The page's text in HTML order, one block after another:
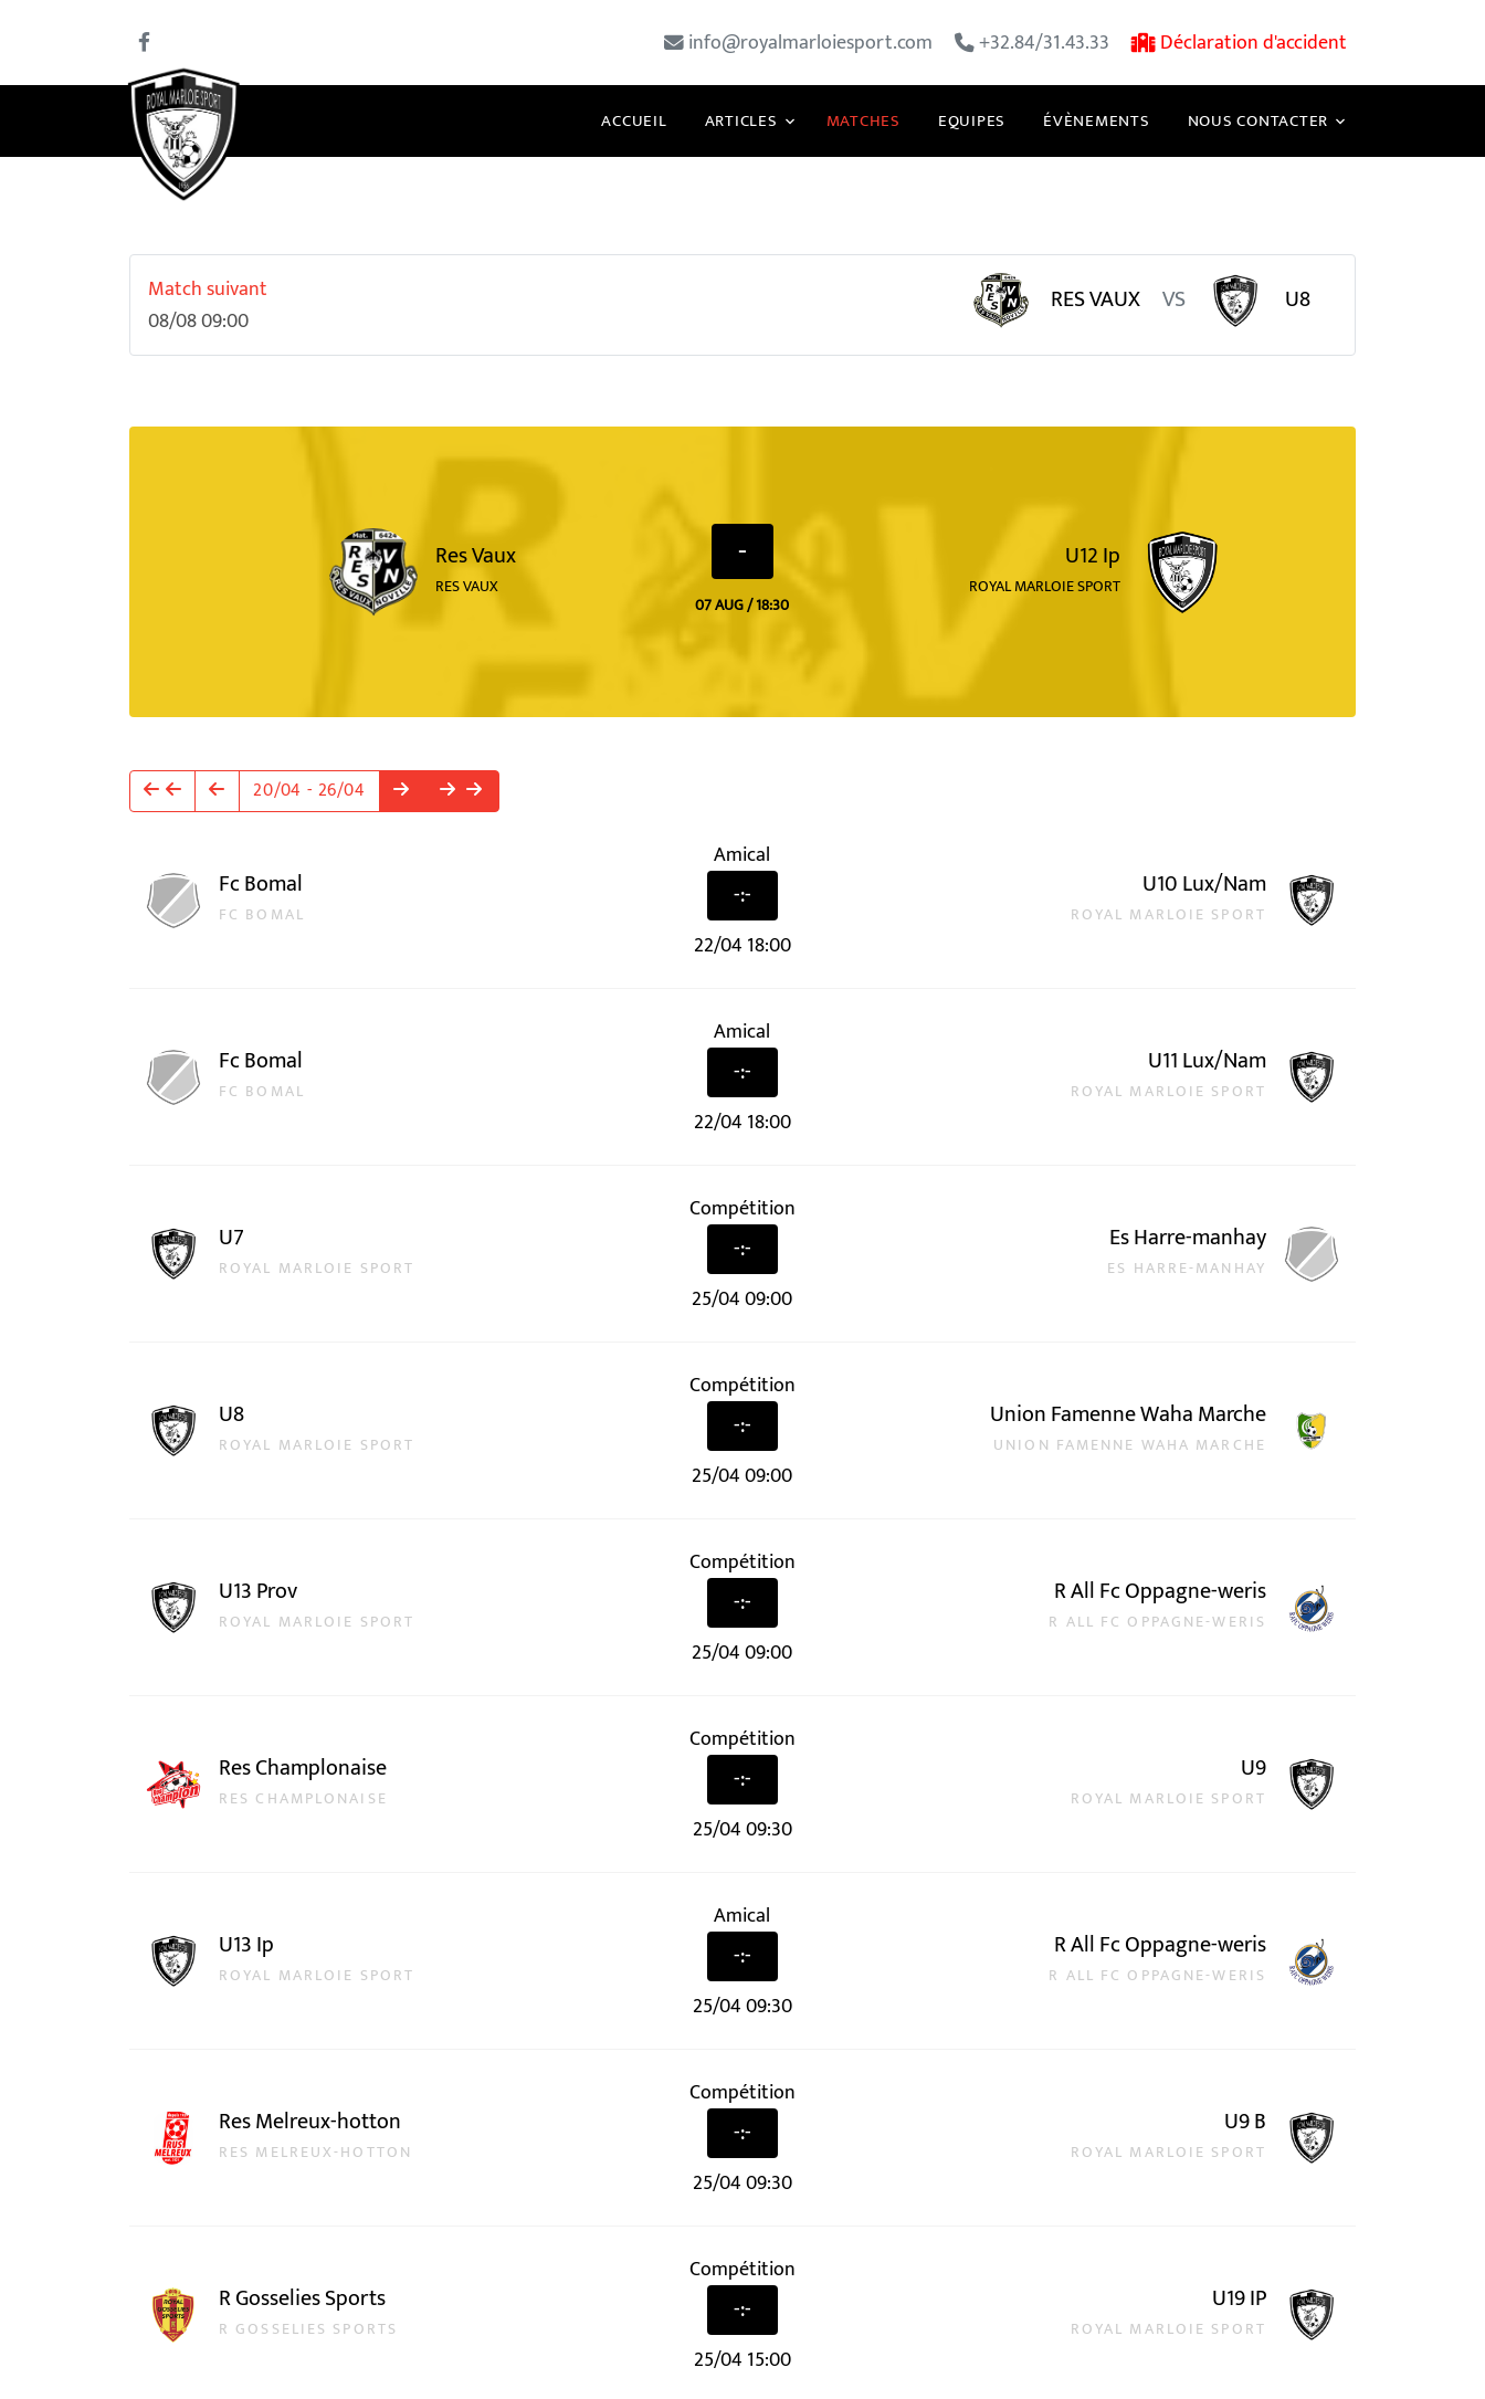
info@royalmarloiesport.com +32.84/31.43.33 Déclaration d'accident
ACCUEIL ARTICLES MATCHES EQUIPES ÉVÈNEMENTS NOUS CONTACTER
Match suivant
08/08 09:00
RES VAUX VS U8
Res Vaux
RES VAUX
-
07 AUG / 18:30
U12 Ip
ROYAL MARLOIE SPORT
20/04 - 26/04
Fc Bomal
FC BOMAL
Amical
-:-
22/04 18:00
U10 Lux/Nam
ROYAL MARLOIE SPORT
Fc Bomal
FC BOMAL
Amical
-:-
22/04 18:00
U11 Lux/Nam
ROYAL MARLOIE SPORT
U7
ROYAL MARLOIE SPORT
Compétition
-:-
25/04 09:00
Es Harre-manhay
ES HARRE-MANHAY
U8
ROYAL MARLOIE SPORT
Compétition
-:-
25/04 09:00
Union Famenne Waha Marche
UNION FAMENNE WAHA MARCHE
U13 Prov
ROYAL MARLOIE SPORT
Compétition
-:-
25/04 09:00
R All Fc Oppagne-weris
R ALL FC OPPAGNE-WERIS
Res Champlonaise
RES CHAMPLONAISE
Compétition
-:-
25/04 09:30
U9
ROYAL MARLOIE SPORT
U13 Ip
ROYAL MARLOIE SPORT
Amical
-:-
25/04 09:30
R All Fc Oppagne-weris
R ALL FC OPPAGNE-WERIS
Res Melreux-hotton
RES MELREUX-HOTTON
Compétition
-:-
25/04 09:30
U9 B
ROYAL MARLOIE SPORT
R Gosselies Sports
R GOSSELIES SPORTS
Compétition
-:-
25/04 15:00
U19 IP
ROYAL MARLOIE SPORT